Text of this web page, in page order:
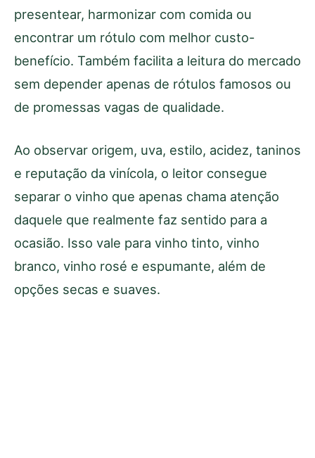
presentear, harmonizar com comida ou
encontrar um rótulo com melhor custo-
benefício. Também facilita a leitura do mercado
sem depender apenas de rótulos famosos ou
de promessas vagas de qualidade.
Ao observar origem, uva, estilo, acidez, taninos
e reputação da vinícola, o leitor consegue
separar o vinho que apenas chama atenção
daquele que realmente faz sentido para a
ocasião. Isso vale para vinho tinto, vinho
branco, vinho rosé e espumante, além de
opções secas e suaves.